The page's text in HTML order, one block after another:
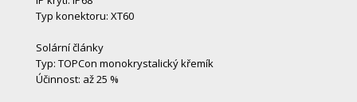
Typ konektoru: XT60
Solární články
Typ: TOPCon monokrystalický křemík
Účinnost: až 25 %